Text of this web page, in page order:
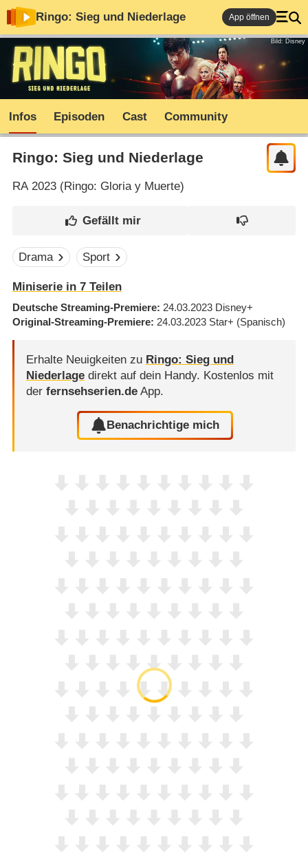
Ringo: Sieg und Niederlage App öffnen
Bild: Disney
Infos Episoden Cast Community
Ringo: Sieg und Niederlage
RA2023 (Ringo: Gloria y Muerte)
Drama Sport
Miniserie in 7 Teilen
Deutsche Streaming-Premiere 24.03.2023 Disney+
Original-Streaming-Premiere 24.03.2023 Star+ (Spanisch)
Erhalte Neuigkeiten zu Ringo: Sieg und
Niederlagedirekt auf dein Handy. Kostenlos mit
der fernsehserien.deApp.
Benachrichtige mich